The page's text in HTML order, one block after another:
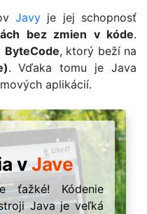
Javy je jej schopnosť
bez zmien v kóde.
ByteCode, ktorý beží na
. Vďaka tomu je Java
aplikácií.
vJave
ťažké! Kódenie
Java je veľká